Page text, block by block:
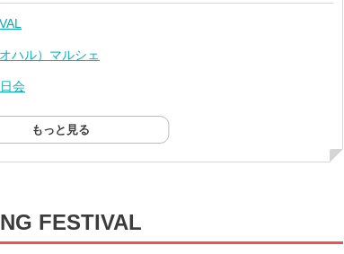
ハル）マルシェ
会
もっと見る
FESTIVAL